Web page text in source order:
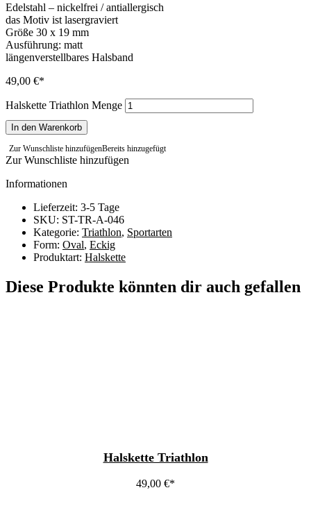
Edelstahl – nickelfrei / antiallergisch
das Motiv ist lasergraviert
Größe 30 x 19 mm
Ausführung: matt
längenverstellbares Halsband
49,00 €
Halskette Triathlon Menge
In den Warenkorb
Zur Wunschliste hinzufügenBereits hinzugefügt
Zur Wunschliste hinzufügen
Informationen
Lieferzeit: 3-5 Tage
SKU: ST-TR-A-046
Kategorie: Triathlon, Sportarten
Form: Oval, Eckig
Produktart: Halskette
Diese Produkte könnten dir auch gefallen
Halskette Triathlon
49,00 €